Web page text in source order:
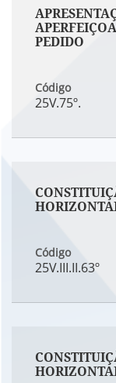
Código
25V.75º.
PEDIDO
Código
25V.III.II.63º